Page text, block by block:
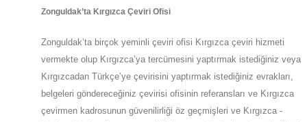
Zonguldak’ta Kırgızca Çeviri Ofisi
Zonguldak’ta birçok yeminli çeviri ofisi Kırgızca çeviri hizmeti
vermekte olup Kırgızca’ya tercümesini yaptırmak istediğiniz veya
Kırgızcadan Türkçe’ye çevirisini yaptırmak istediğiniz evrakları,
belgeleri göndereceğiniz çevirisi ofisinin referansları ve Kırgızca
çevirmen kadrosunun güvenilirliği öz geçmişleri ve Kırgızca -